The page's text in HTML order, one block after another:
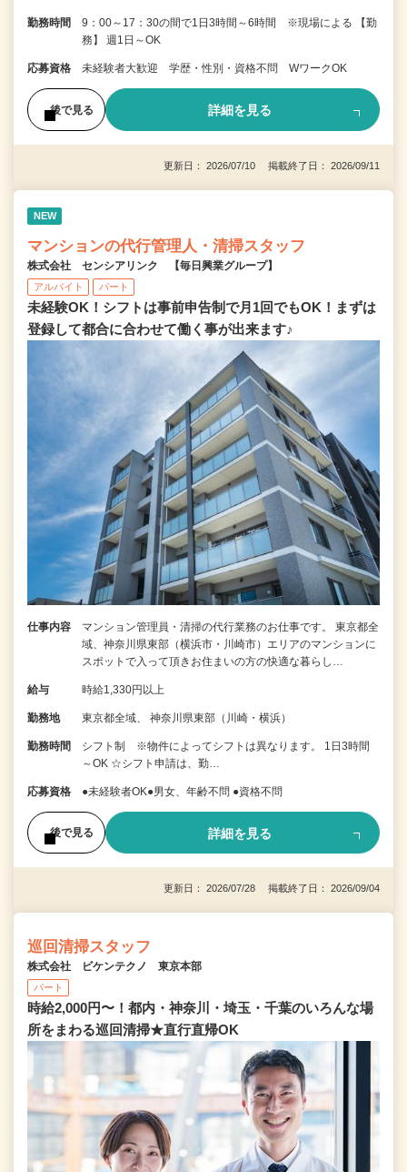
勤務時間
9：00～17：30の間で1日3時間～6時間 ※現場による 【勤
務】 週1日～OK
応募資格 未経験者大歓迎 学歴・性別・資格不問 WワークOK
後で見る 詳細を見る
更新日： 2026/07/10 掲載終了日： 2026/09/11
NEW
マンションの代行管理人・清掃スタッフ
株式会社 センシアリンク 【毎日興業グループ】
アルバイト パート
未経験OK！シフトは事前申告制で月1回でもOK！まずは
登録して都合に合わせて働く事が出来ます♪
仕事内容
マンション管理員・清掃の代行業務のお仕事です。 東京都全
域、神奈川県東部（横浜市・川崎市）エリアのマンションに
スポットで入って頂きお住まいの方の快適な暮らし…
給与 時給1,330円以上
勤務地 東京都全域、 神奈川県東部（川崎・横浜）
勤務時間
シフト制 ※物件によってシフトは異なります。 1日3時間
～OK ☆シフト申請は、勤…
応募資格 ●未経験者OK●男女、年齢不問 ●資格不問
後で見る 詳細を見る
更新日： 2026/07/28 掲載終了日： 2026/09/04
巡回清掃スタッフ
株式会社 ビケンテクノ 東京本部
パート
時給2,000円〜！都内・神奈川・埼玉・千葉のいろんな場
所をまわる巡回清掃★直行直帰OK